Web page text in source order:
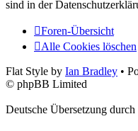
sind in der
Foren-Übersicht
Alle Cookies löschen
Flat Style by Ian Bradley •
© phpBB Limited
Deutsche Übersetzung durch